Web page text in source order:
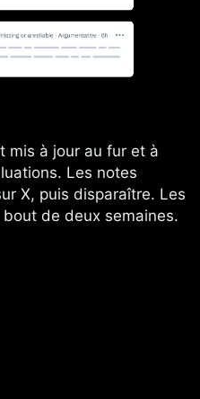
mis à jour au fur et à
Les notes
X, puis disparaître. Les
de deux semaines.